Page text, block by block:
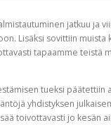
jatkuu ja
Lisäksi sovittiin muista
tapaamme teistä
tueksi päätettiin
yhdistyksen
toivottavasti jo kesän